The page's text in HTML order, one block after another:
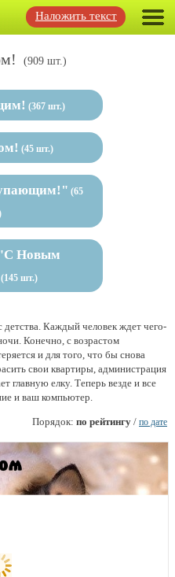
Наложить текст
(909 шт.)
(367 шт.)
(45 шт.)
(65
Новым
(145 шт.)
Каждый человек ждет чего-
Конечно, с возрастом
и для того, что бы снова
свои квартиры, администрация
главную елку. Теперь везде и все
и ваш компьютер.
Порядок: по рейтингу / по дате